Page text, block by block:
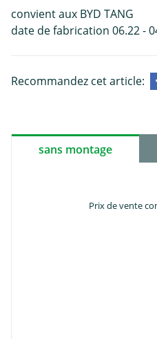
convient aux BYD TANG
date de fabrication 06.22 -
Recommandez cet article:
sans montage
Prix de vente